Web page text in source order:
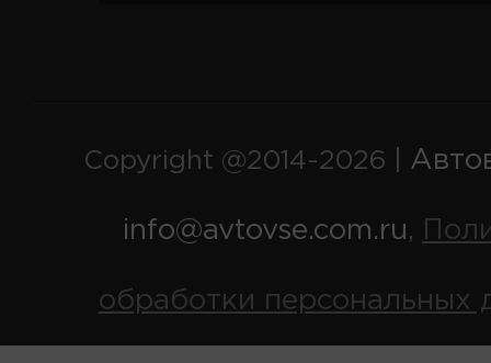
Copyright @2014-2026 |
info@avtovse.com.ru,
обработки персональных